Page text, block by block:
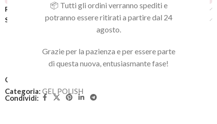
📦 Tutti gli ordini verranno spediti e
potranno essere ritirati a partire dal 24
agosto.
Grazie per la pazienza e per essere parte
di questa nuova, entusiasmante fase!
Recensioni (0)
Spedizione
COD:
Categoria: GEL POLISH
Condividi: